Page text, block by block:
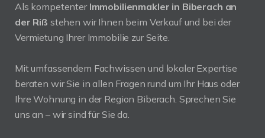
Als kompetenter Immobilienmakler in Biberach an
der Riß stehen wir Ihnen beim Verkauf und bei der
Vermietung Ihrer Immobilie zur Seite.
Mit umfassendem Fachwissen und lokaler Expertise
beraten wir Sie in allen Fragen rund um Ihr Haus oder
Ihre Wohnung in der Region Biberach. Sprechen Sie
uns an – wir sind für Sie da.